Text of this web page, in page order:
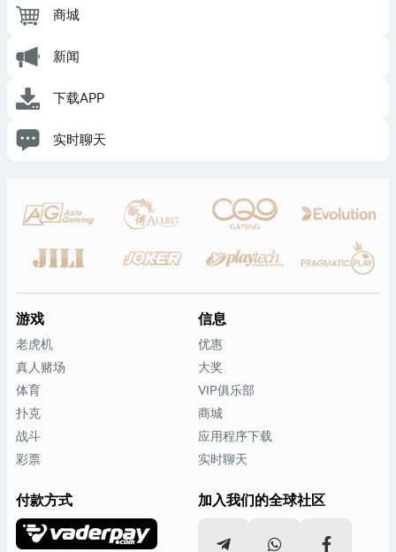
商城
新闻
下载APP
实时聊天
游戏
老虎机
真人赌场
体育
扑克
战斗
彩票
信息
优惠
大奖
VIP俱乐部
商城
应用程序下载
实时聊天
付款方式 加入我们的全球社区